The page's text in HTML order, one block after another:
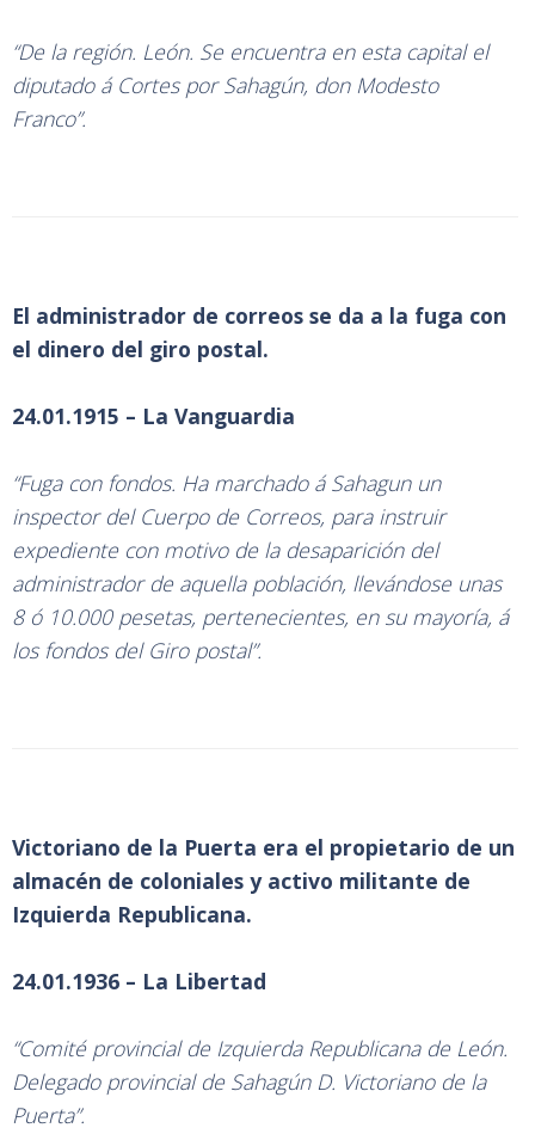
“De la región. León. Se encuentra en esta capital el
diputado á Cortes por Sahagún, don Modesto
Franco”.
El administrador de correos se da a la fuga con
el dinero del giro postal.
24.01.1915 – La Vanguardia
“Fuga con fondos. Ha marchado á Sahagun un
inspector del Cuerpo de Correos, para instruir
expediente con motivo de la desaparición del
administrador de aquella población, llevándose unas
8 ó 10.000 pesetas, pertenecientes, en su mayoría, á
los fondos del Giro postal”.
Victoriano de la Puerta era el propietario de un
almacén de coloniales y activo militante de
Izquierda Republicana.
24.01.1936 – La Libertad
“Comité provincial de Izquierda Republicana de León.
Delegado provincial de Sahagún D. Victoriano de la
Puerta”.